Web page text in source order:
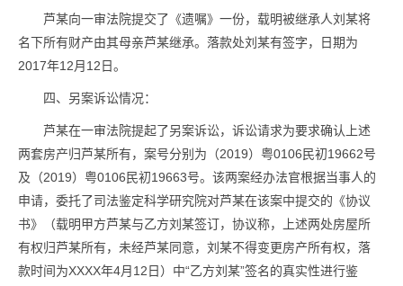
芦某向一审法院提交了《遗嘱》一份，载明被继承人刘某将
名下所有财产由其母亲芦某继承。落款处刘某有签字，日期为
2017年12月12日。
四、另案诉讼情况：
芦某在一审法院提起了另案诉讼，诉讼请求为要求确认上述
两套房产归芦某所有，案号分别为（2019）粤0106民初19662号
及（2019）粤0106民初19663号。该两案经办法官根据当事人的
申请，委托了司法鉴定科学研究院对芦某在该案中提交的《协议
书》（载明甲方芦某与乙方刘某签订，协议称，上述两处房屋所
有权归芦某所有，未经芦某同意，刘某不得变更房产所有权，落
款时间为XXXX年4月12日）中“乙方刘某”签名的真实性进行鉴